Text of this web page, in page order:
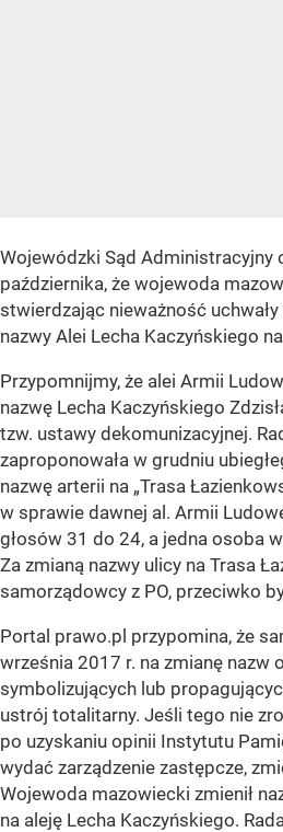
Wojewódzki Sąd Administracyjny
października, że wojewoda
stwierdzając nieważność
nazwy Alei Lecha Kaczyńskiego
Przypomnijmy, że alei Armii
nazwę Lecha Kaczyńskiego
tzw. ustawy dekomunizacyjnej.
zaproponowała w grudniu
nazwę arterii na „Trasa
w sprawie dawnej al. Armii
głosów 31 do 24, a jedna osoba
Za zmianą nazwy ulicy na Trasa
samorządowcy z PO, przeciwko
Portal prawo.pl przypomina, że
września 2017 r. na zmianę nazw
symbolizujących lub
ustrój totalitarny. Jeśli tego nie
po uzyskaniu opinii Instytutu
wydać zarządzenie zastępcze,
Wojewoda mazowiecki zmienił
na aleję Lecha Kaczyńskiego.